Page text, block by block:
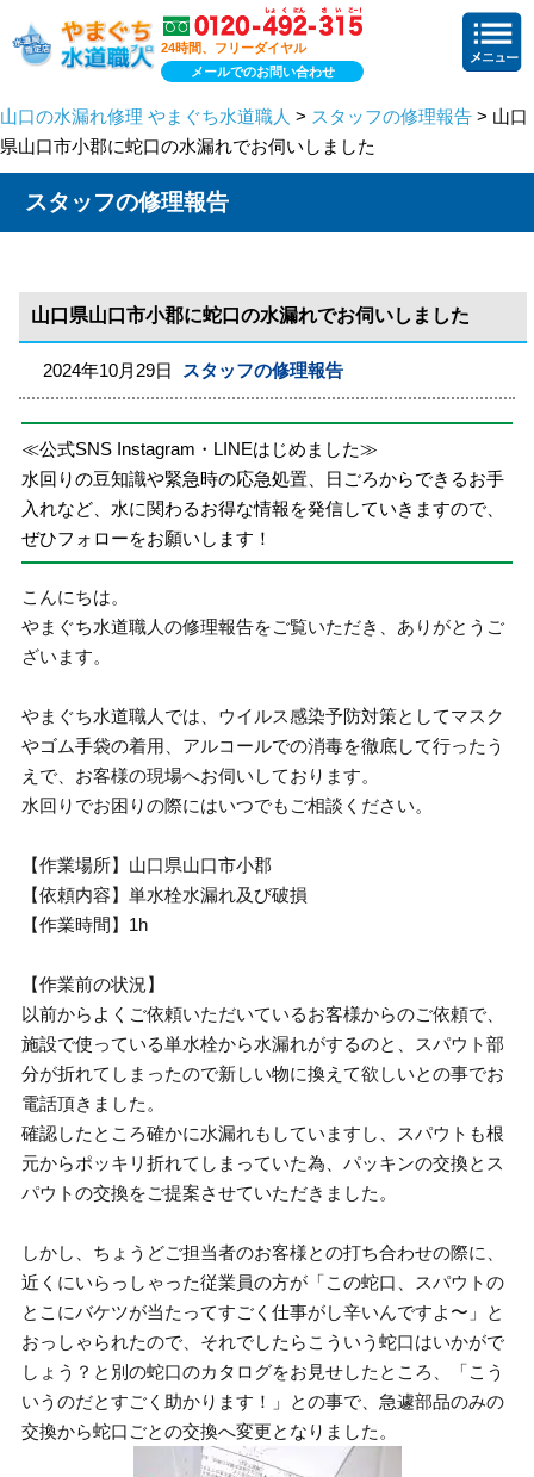
24時間、フリーダイヤル
メールでのお問い合わせ
山口の水漏れ修理 やまぐち水道職人 > スタッフの修理報告 > 山口
県山口市小郡に蛇口の水漏れでお伺いしました
スタッフの修理報告
山口県山口市小郡に蛇口の水漏れでお伺いしました
2024年10月29日 スタッフの修理報告
≪公式SNS Instagram・LINEはじめました≫
水回りの豆知識や緊急時の応急処置、日ごろからできるお手
入れなど、水に関わるお得な情報を発信していきますので、
ぜひフォローをお願いします！
こんにちは。
やまぐち水道職人の修理報告をご覧いただき、ありがとうご
ざいます。
やまぐち水道職人では、ウイルス感染予防対策としてマスク
やゴム手袋の着用、アルコールでの消毒を徹底して行ったう
えで、お客様の現場へお伺いしております。
水回りでお困りの際にはいつでもご相談ください。
【作業場所】山口県山口市小郡
【依頼内容】単水栓水漏れ及び破損
【作業時間】1h
【作業前の状況】
以前からよくご依頼いただいているお客様からのご依頼で、
施設で使っている単水栓から水漏れがするのと、スパウト部
分が折れてしまったので新しい物に換えて欲しいとの事でお
電話頂きました。
確認したところ確かに水漏れもしていますし、スパウトも根
元からポッキリ折れてしまっていた為、パッキンの交換とス
パウトの交換をご提案させていただきました。
しかし、ちょうどご担当者のお客様との打ち合わせの際に、
近くにいらっしゃった従業員の方が「この蛇口、スパウトの
とこにバケツが当たってすごく仕事がし辛いんですよ〜」と
おっしゃられたので、それでしたらこういう蛇口はいかがで
しょう？と別の蛇口のカタログをお見せしたところ、「こう
いうのだとすごく助かります！」との事で、急遽部品のみの
交換から蛇口ごとの交換へ変更となりました。